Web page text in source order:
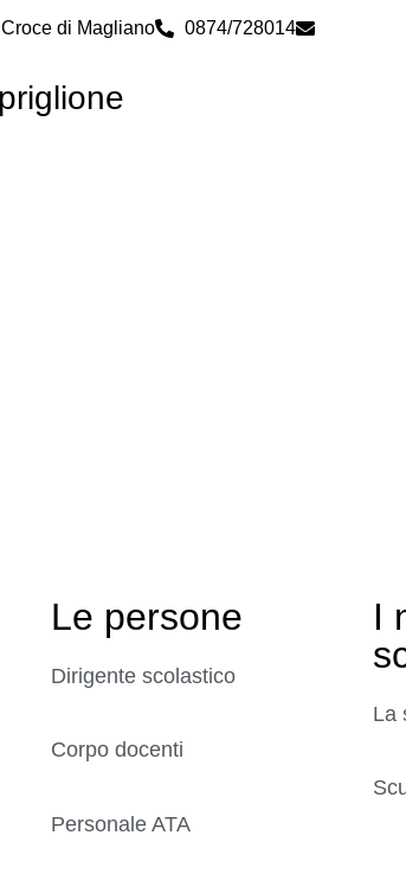
di Magliano 0874/728014
Le persone
Dirigente scolastico
Corpo docenti
Personale ATA
I
La